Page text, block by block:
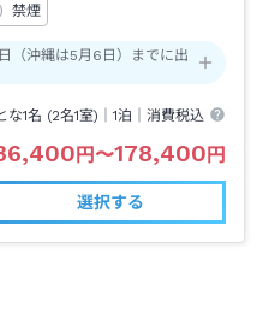
禁煙
沖縄は5月6日）までに出
な1名 (2名1室)｜1泊 ｜消費税込
円〜178,400円
選択する